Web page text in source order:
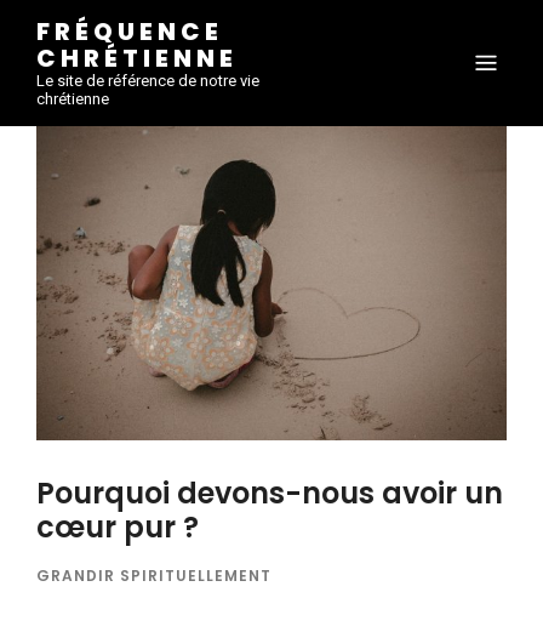
FRÉQUENCE
CHRÉTIENNE
Le site de référence de notre vie
chrétienne
Pourquoi devons-nous avoir un
cœur pur ?
GRANDIR SPIRITUELLEMENT